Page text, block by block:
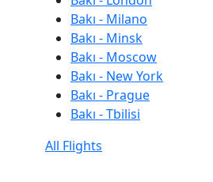
Bakı - Milano
Bakı - Minsk
Bakı - Moscow
Bakı - New York
Bakı - Prague
Bakı - Tbilisi
All Flights